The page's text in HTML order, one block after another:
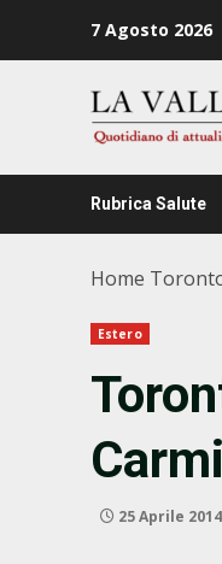
7 Agosto 2026
Rubrica Salute
Home
Estero
25 Aprile 2014